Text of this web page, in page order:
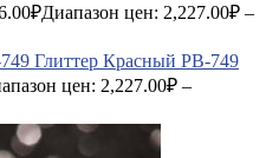
₽Диапазон цен: 2,227.00₽ –
Глиттер Красный PB-749
цен: 2,227.00₽ –